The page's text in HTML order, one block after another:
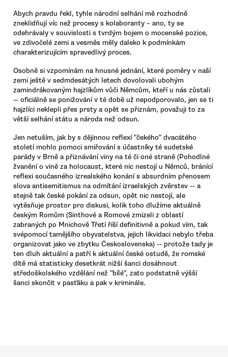
Abych pravdu řekl, tyhle národní selhání mě rozhodně
zneklidňují víc než procesy s kolaboranty – ano, ty se
odehrávaly v souvislosti s tvrdým bojem o mocenské pozice,
ve zdivočelé zemi a vesměs měly daleko k podmínkám
charakterizujícím spravedlivý proces.
Osobně si vzpomínám na hnusné jednání, které poměry v naší
zemi ještě v sedmdesátých letech dovolovali ubohým
zamindrákovaným hajzlíkům vůči Němcům, kteří u nás zůstali
— oficiálně se ponižování v té době už nepodporovalo, jen se ti
hajzlíci neklepli přes prsty a opět se přiznám, považuji to za
větší selhání státu a národa než odsun.
Jen netuším, jak by s dějinnou reflexí "čekého" dvacátého
století mohlo pomoci smiřování s účastníky té sudetské
parády v Brně a přiznávání viny na té či oné straně (Pohodlné
žvanění o vině za holocaust, které nic nestojí u Němců, bránící
reflexi současného izrealského konání s absurdním přenosem
slova antisemitismus na odmítání izraelských zvěrstev -- a
stejně tak české pokání za odsun, opět nic nestojí, ale
vytěsňuje prostor pro diskusi, kolik toho dlužíme aktuálně
českým Romům (Sinthové a Romové zmizeli z oblastí
zabraných po Mnichově Třetí říší definitivně a pokud vím, tak
svépomocí tamějšího obyvatelstva, jejich likvidaci nebylo třeba
organizovat jako ve zbytku Československa) -- protože tady je
ten dluh aktuální a patří k aktuální české ostudě, že romské
dítě má statisticky desetkrát nižší šanci dosáhnout
středoškolského vzdělání než "bílé", zato podstatně výšší
šanci skončit v pasťáku a pak v kriminále.